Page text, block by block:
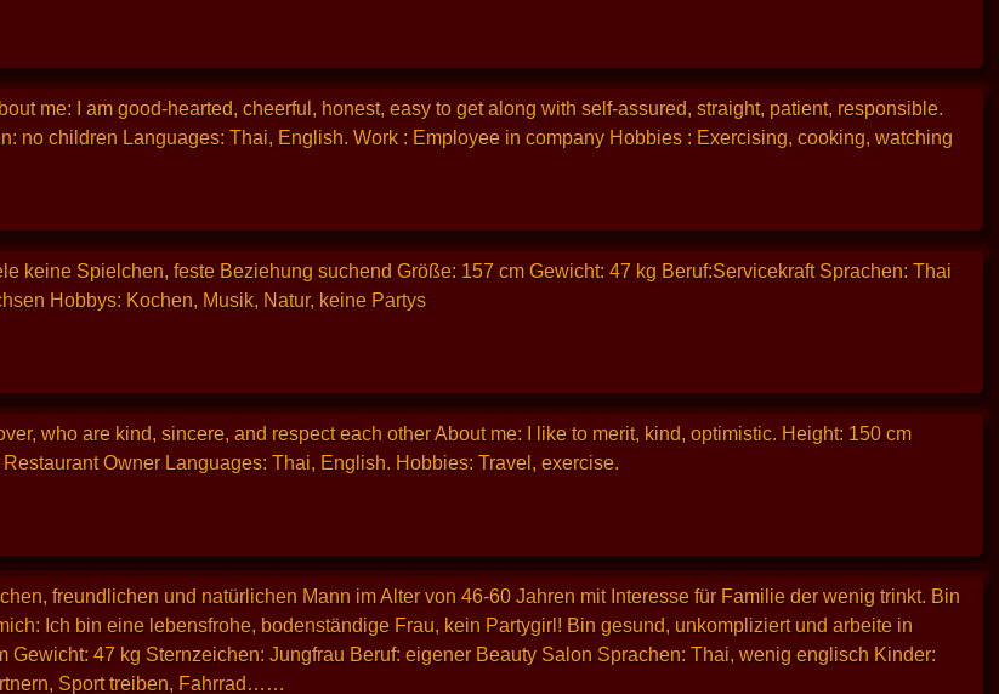
me: I am good-hearted, cheerful, honest, easy to get along with self-assured, straight, patient, responsible.
no children Languages: Thai, English. Work : Employee in company Hobbies : Exercising, cooking, watching
keine Spielchen, feste Beziehung suchend Größe: 157 cm Gewicht: 47 kg Beruf:Servicekraft Sprachen: Thai
Hobbys: Kochen, Musik, Natur, keine Partys
who are kind, sincere, and respect each other About me: I like to merit, kind, optimistic. Height: 150 cm
Owner Languages: Thai, English. Hobbies: Travel, exercise.
freundlichen und natürlichen Mann im Alter von 46-60 Jahren mit Interesse für Familie der wenig trinkt. Bin
Ich bin eine lebensfrohe, bodenständige Frau, kein Partygirl! Bin gesund, unkompliziert und arbeite in
Gewicht: 47 kg Sternzeichen: Jungfrau Beruf: eigener Beauty Salon Sprachen: Thai, wenig englisch Kinder:
Sport treiben, Fahrrad……